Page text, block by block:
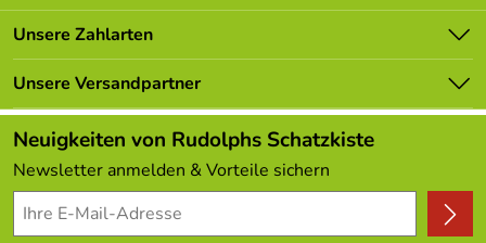
Batterieverordnung
Newsletter
Lieferbedingungen
Kundenlogin
Unsere Bestseller
Marken
Neu
Angebote
Kundenbewertungen (308)
4,9/5*****
Unsere Zahlarten
Unsere Versandpartner
Neuigkeiten von Rudolphs Schatzkiste
Newsletter anmelden & Vorteile sichern